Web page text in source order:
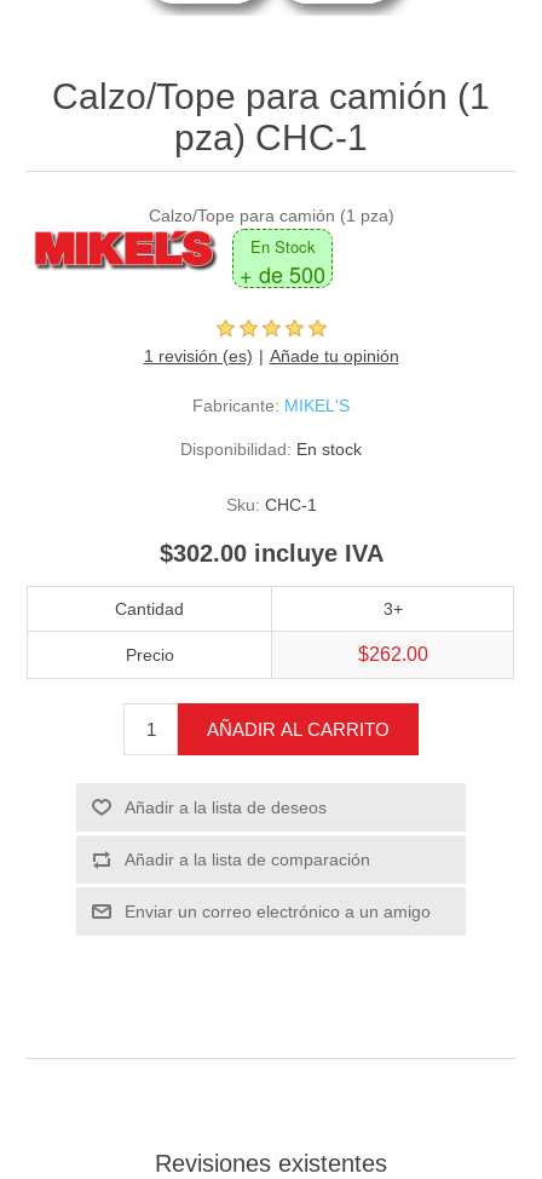
Calzo/Tope para camión (1
pza) CHC-1
Calzo/Tope para camión (1 pza)
En Stock
+ de 500
1 revisión (es) Añade tu opinión
Fabricante: MIKEL'S
Disponibilidad: En stock
Sku: CHC-1
$302.00 incluye IVA
Cantidad 3+
Precio $262.00
AÑADIR AL CARRITO
Añadir a la lista de deseos
Añadir a la lista de comparación
Enviar un correo electrónico a un amigo
Revisiones existentes